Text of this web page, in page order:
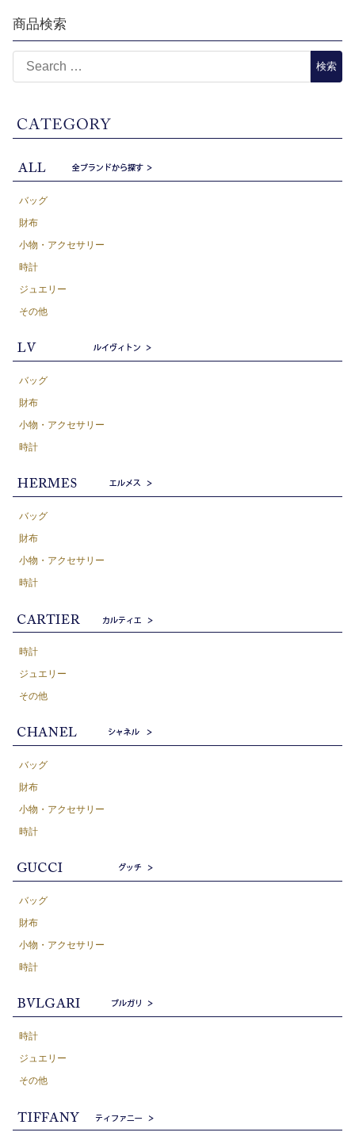
商品検索
バッグ
財布
小物・アクセサリー
時計
ジュエリー
その他
バッグ
財布
小物・アクセサリー
時計
バッグ
財布
小物・アクセサリー
時計
時計
ジュエリー
その他
バッグ
財布
小物・アクセサリー
時計
バッグ
財布
小物・アクセサリー
時計
時計
ジュエリー
その他